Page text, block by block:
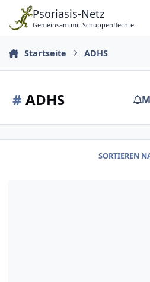
Zu Inhalt springen
Psoriasis-Netz
Gemeinsam mit Schuppenflechte
Startseite ADHS
# ADHS
SORTIEREN